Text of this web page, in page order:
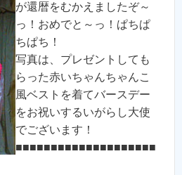
が還暦をむかえましたぞ～
っ！おめでと～っ！ぱちぱ
ちぱち！
写真は、プレゼントしても
らった赤いちゃんちゃんこ
風ベストを着てバースデー
をお祝いするいがらし大使
でございます！
■■■■■■■■■■■■■■■■■■■■